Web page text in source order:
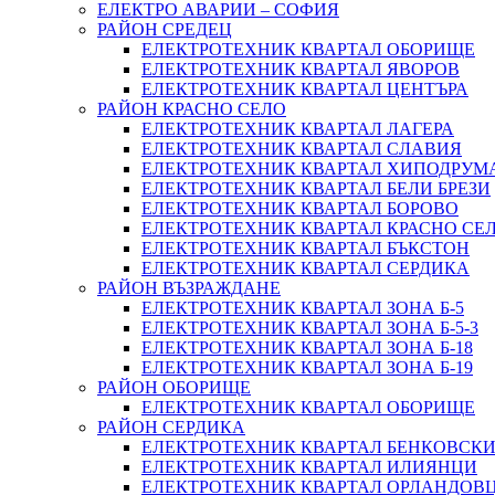
ЕЛЕКТРО АВАРИИ – СОФИЯ
РАЙОН СРЕДЕЦ
ЕЛЕКТРОТЕХНИК КВАРТАЛ ОБОРИЩЕ
ЕЛЕКТРОТЕХНИК КВАРТАЛ ЯВОРОВ
ЕЛЕКТРОТЕХНИК КВАРТАЛ ЦЕНТЪРА
РАЙОН КРАСНО СЕЛО
ЕЛЕКТРОТЕХНИК КВАРТАЛ ЛАГЕРА
ЕЛЕКТРОТЕХНИК КВАРТАЛ СЛАВИЯ
ЕЛЕКТРОТЕХНИК КВАРТАЛ
ЕЛЕКТРОТЕХНИК КВАРТАЛ БЕЛИ БРЕЗИ
ЕЛЕКТРОТЕХНИК КВАРТАЛ БОРОВО
ЕЛЕКТРОТЕХНИК КВАРТАЛ КРАСНО
ЕЛЕКТРОТЕХНИК КВАРТАЛ БЪКСТОН
ЕЛЕКТРОТЕХНИК КВАРТАЛ СЕРДИКА
РАЙОН ВЪЗРАЖДАНЕ
ЕЛЕКТРОТЕХНИК КВАРТАЛ ЗОНА Б-5
ЕЛЕКТРОТЕХНИК КВАРТАЛ ЗОНА Б-5-3
ЕЛЕКТРОТЕХНИК КВАРТАЛ ЗОНА Б-18
ЕЛЕКТРОТЕХНИК КВАРТАЛ ЗОНА Б-19
РАЙОН ОБОРИЩЕ
ЕЛЕКТРОТЕХНИК КВАРТАЛ ОБОРИЩЕ
РАЙОН СЕРДИКА
ЕЛЕКТРОТЕХНИК КВАРТАЛ БЕНКОВСКИ
ЕЛЕКТРОТЕХНИК КВАРТАЛ ИЛИЯНЦИ
ЕЛЕКТРОТЕХНИК КВАРТАЛ